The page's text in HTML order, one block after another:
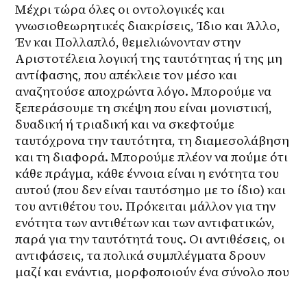
Μέχρι τώρα όλες οι οντολογικές και
γνωσιοθεωρητικές διακρίσεις, Ίδιο και Άλλο,
Έν και Πολλαπλό, θεμελιώνονταν στην
Αριστοτέλεια λογική της ταυτότητας ή της μη
αντίφασης, που απέκλειε τον μέσο και
αναζητούσε αποχρώντα λόγο. Μπορούμε να
ξεπεράσουμε τη σκέψη που είναι μονιστική,
δυαδική ή τριαδική και να σκεφτούμε
ταυτόχρονα την ταυτότητα, τη διαμεσολάβηση
και τη διαφορά. Μπορούμε πλέον να πούμε ότι
κάθε πράγμα, κάθε έννοια είναι η ενότητα του
αυτού (που δεν είναι ταυτόσημο με το ίδιο) και
του αντιθέτου του. Πρόκειται μάλλον για την
ενότητα των αντιθέτων και των αντιφατικών,
παρά για την ταυτότητά τους. Οι αντιθέσεις, οι
αντιφάσεις, τα πολικά συμπλέγματα δρουν
μαζί και ενάντια, μορφοποιούν ένα σύνολο που